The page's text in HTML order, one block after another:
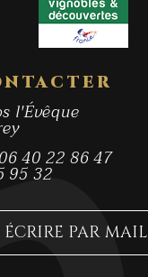
l'Évêque
40 22 86 47
95 32
PAR MAIL